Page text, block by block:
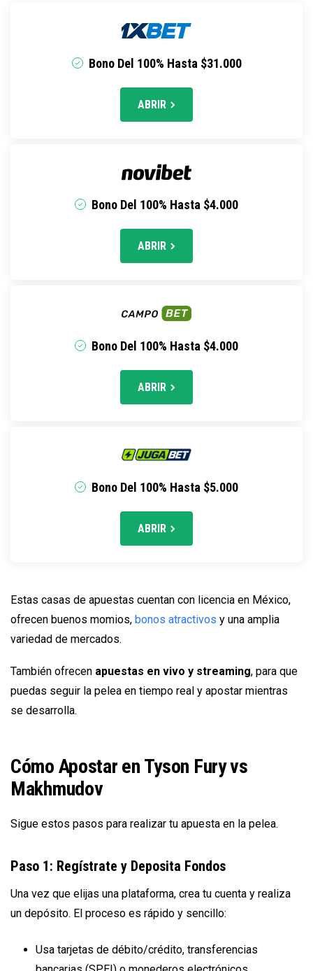
Bono Del 100% Hasta $31.000
ABRIR
Bono Del 100% Hasta $4.000
ABRIR
Bono Del 100% Hasta $4.000
ABRIR
Bono Del 100% Hasta $5.000
ABRIR
Estas casas de apuestas cuentan con licencia en México,
ofrecen buenos momios, bonos atractivos y una amplia
variedad de mercados.
También ofrecen apuestas en vivo y streaming, para que
puedas seguir la pelea en tiempo real y apostar mientras
se desarrolla.
Cómo Apostar en Tyson Fury vs
Makhmudov
Sigue estos pasos para realizar tu apuesta en la pelea.
Paso 1: Regístrate y Deposita Fondos
Una vez que elijas una plataforma, crea tu cuenta y realiza
un depósito. El proceso es rápido y sencillo:
Usa tarjetas de débito/crédito, transferencias